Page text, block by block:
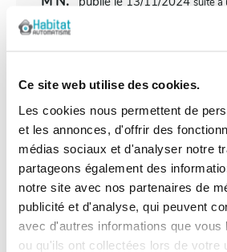
Ce site web utilise des cookies.
Les cookies nous permettent de
et les annonces, d'offrir des
médias sociaux et d'analyser notre
partageons également des
notre site avec nos partenaires de
publicité et d'analyse, qui peuvent
avec d'autres informations que vous
ou qu'ils ont collectées lors de votre
du 20/10/2024
recommander sans hésitation.
Les questions / réponses
Pas encore de questions
Connectez vous pour poser